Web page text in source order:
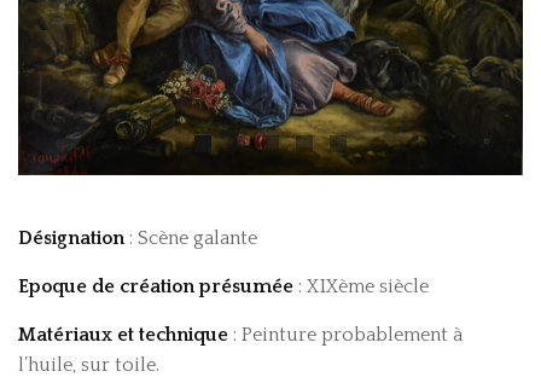
Désignation: Scène galante
Epoque de création présumée : XIXème siècle
Matériaux et technique : Peinture probablement à
l’huile, sur toile.